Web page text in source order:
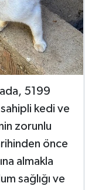
5199
kedi ve
zorunlu
önce
almakla
sağlığı ve